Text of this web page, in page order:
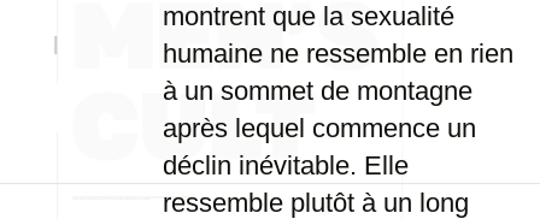
montrent que la sexualité
humaine ne ressemble en rien
à un sommet de montagne
après lequel commence un
déclin inévitable. Elle
ressemble plutôt à un long